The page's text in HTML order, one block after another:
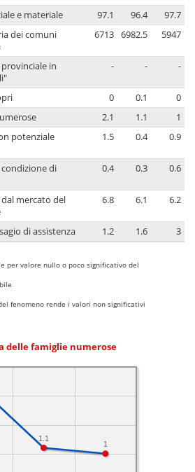
e materiale 97.1 96.4
97.7
dei comuni
6713 6982.5 5947
in
- - -
0 0.1
0
2.1 1.1
1
potenziale
1.5 0.4 0.9
di
0.4 0.3 0.6
mercato del
6.8 6.1 6.2
di assistenza 1.2 1.6 3
per valore nullo o poco significativo del
fenomeno rende i valori non significativi
delle famiglie numerose
1
1.1